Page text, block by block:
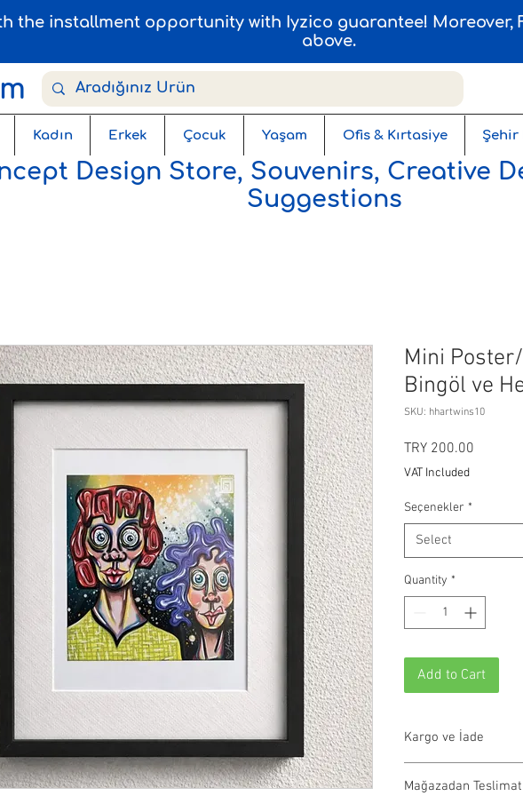
the installment opportunity with Iyzico guarantee! Moreover,
above.
Kadın Erkek Çocuk Yaşam Ofis & Kırtasiye Şehir
Design Store, Souvenirs, Creative
Suggestions
Mini
Bingöl ve
SKU: hhartwins10
TRY 200.00
VAT Included
Seçenekler *
Select
Quantity *
Add to Cart
Kargo ve İade
olmayan ürünler 21
Mağazadan Teslimat